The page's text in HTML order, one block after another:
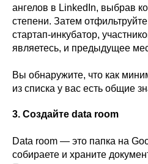
ангелов в LinkedIn, выбрав
степени. Затем
стартап-инкубатор,
являетесь, и предыдущее
Вы обнаружите, что как
из списка у вас есть общие
3. Создайте data room
Data room — это папка на
собираете и храните